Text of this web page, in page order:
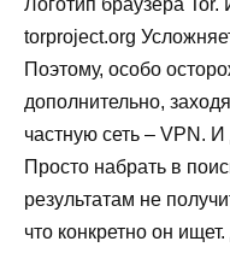
Логотип браузера
torproject.org
Поэтому, особо
дополнительно,
частную сеть – VPN.
Просто набрать в
результатам не
что конкретно он